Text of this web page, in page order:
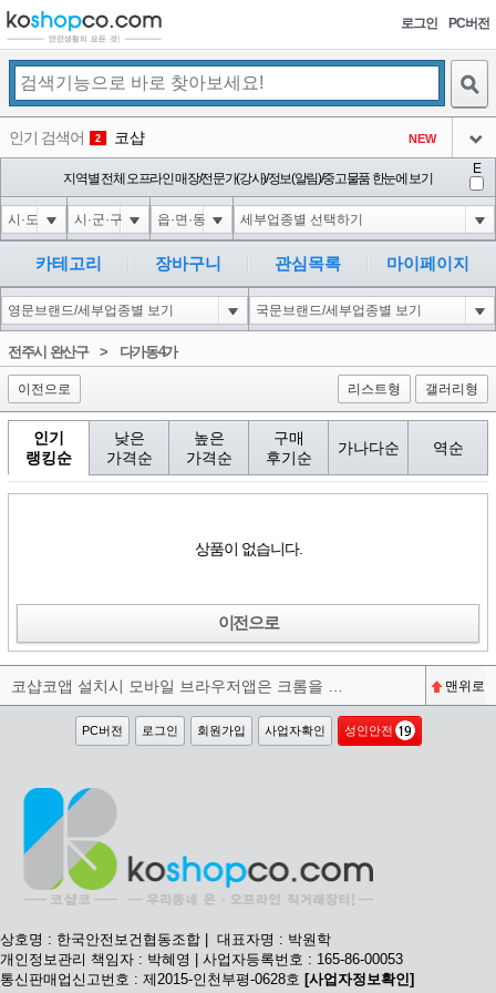
로그인 PC버전
인기 검색어 2 코샵 NEW
3 1'||DBMS_PIPE.RECEIVE_MESSAGE(CHR(98)||CHR(98)||CHR(98),15)||'
아이콘
4 1*if(now()=sysdate(),sleep(15),0)
아이콘
5 1*DBMS_PIPE.RECEIVE_MESSAGE(CHR(99)||CHR(99)||CHR(99),15)
아이콘
3
6 10'XOR(1*if(now()=sysdate(),sleep(15),0))XOR'Z
아이콘
3
1
지역별 전체 오프라인 매장/전문가(강사)/정보(알림)/중고물품 한눈에 보기
E
카테고리 장바구니 관심목록 마이페이지
전주시 완산구> 다가동4가
이전으로 리스트형 갤러리형
인기
랭킹순
낮은
가격순
높은
가격순
구매
후기순
가나다순 역순
상품이 없습니다.
이전으로
맨위로
PC버전 로그인 회원가입 사업자확인 성인안전
상호명 : 한국안전보건협동조합 | 대표자명 : 박원학
개인정보관리 책임자 : 박혜영 | 사업자등록번호 : 165-86-00053
통신판매업신고번호 : 제2015-인천부평-0628호 [사업자정보확인]